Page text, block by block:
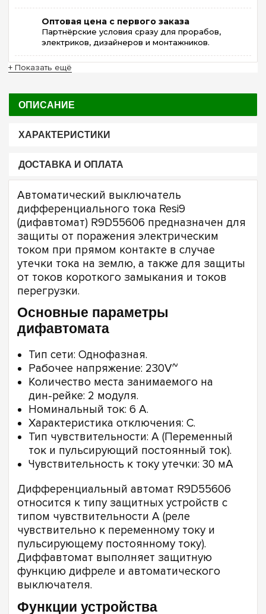
Оптовая цена с первого заказа
Партнёрские условия сразу для прорабов,
электриков, дизайнеров и монтажников.
+ Показать ещё
ОПИСАНИЕ
ХАРАКТЕРИСТИКИ
ДОСТАВКА И ОПЛАТА
Автоматический выключатель
дифференциального тока Resi9
(дифавтомат) R9D55606 предназначен для
защиты от поражения электрическим
током при прямом контакте в случае
утечки тока на землю, а также для защиты
от токов короткого замыкания и токов
перегрузки.
Основные параметры
дифавтомата
Тип сети: Однофазная.
Рабочее напряжение: 230V~
Количество места занимаемого на
дин-рейке: 2 модуля.
Номинальный ток: 6 А.
Характеристика отключения: С.
Тип чувствительности: А (Переменный
ток и пульсирующий постоянный ток).
Чувствительность к току утечки: 30 мА
Дифференциальный автомат R9D55606
относится к типу защитных устройств с
типом чувствительности А (реле
чувствительно к переменному току и
пульсирующему постоянному току).
Диффавтомат выполняет защитную
функцию дифреле и автоматического
выключателя.
Функции устройства